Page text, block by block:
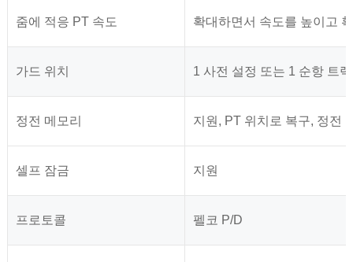
줌에 적응 PT 속도 확대하면서 속도를 높이고
가드 위치 1 사전 설정 또는 1 순항 트
정전 메모리 지원, PT 위치로 복구, 정전
셀프 잠금 지원
프로토콜 펠코 P/D